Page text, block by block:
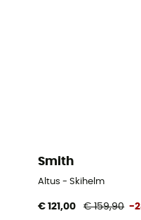
Smith
Altus - Skihelm
€ 121,00 € 159,90 -